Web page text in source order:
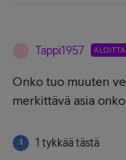
Tappi1957
Onko tuo muuten
merkittävä asia
1 tykkää tästä